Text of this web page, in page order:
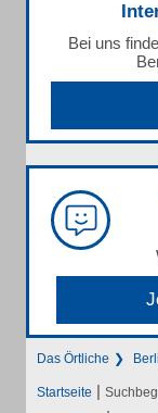
Bei uns
Das Örtliche
Startseite |